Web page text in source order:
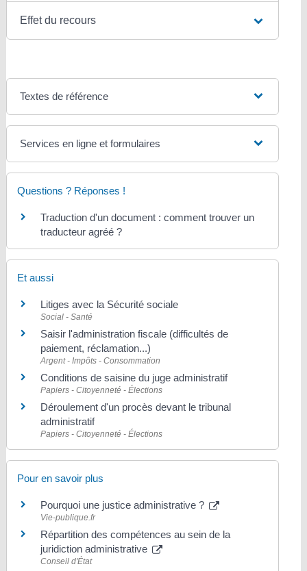
Effet du recours
Textes de référence
Services en ligne et formulaires
Questions ? Réponses !
Traduction d'un document : comment trouver un
traducteur agréé ?
Et aussi
Litiges avec la Sécurité sociale
Social - Santé
Saisir l'administration fiscale (difficultés de
paiement, réclamation...)
Argent - Impôts - Consommation
Conditions de saisine du juge administratif
Papiers - Citoyenneté - Élections
Déroulement d'un procès devant le tribunal
administratif
Papiers - Citoyenneté - Élections
Pour en savoir plus
Pourquoi une justice administrative ?
Vie-publique.fr
Répartition des compétences au sein de la
juridiction administrative
Conseil d'État